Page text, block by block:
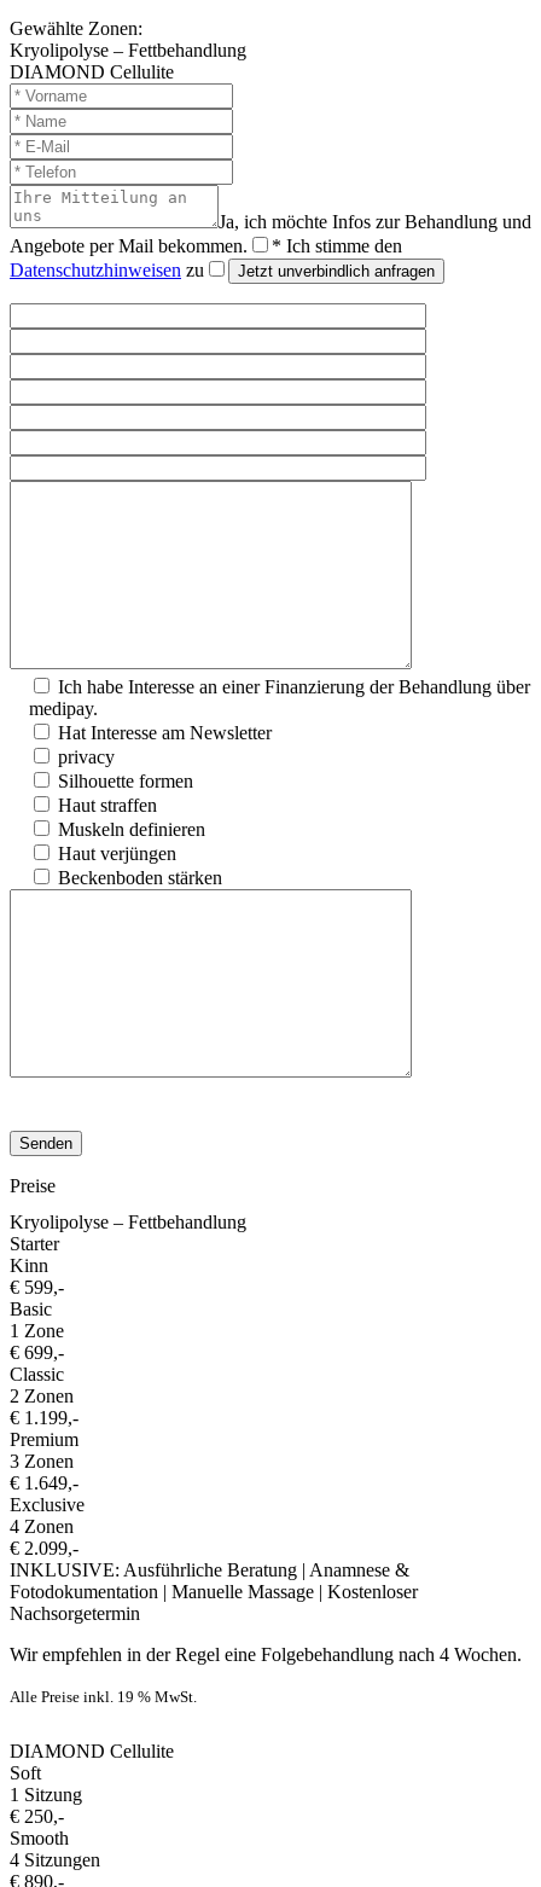
Gewählte Zonen:
Kryolipolyse – Fettbehandlung
DIAMOND Cellulite
Ja, ich möchte Infos zur Behandlung und
Angebote per Mail bekommen.
* Ich stimme den
Datenschutzhinweisen zu
Ich habe Interesse an einer Finanzierung der Behandlung über
medipay.
Hat Interesse am Newsletter
privacy
Silhouette formen
Haut straffen
Muskeln definieren
Haut verjüngen
Beckenboden stärken
dieses
Feld
leer.
lasse
dieses
Feld
Preise
Kryolipolyse – Fettbehandlung
Starter
Kinn
€ 599,-
Basic
1 Zone
€ 699,-
Classic
2 Zonen
€ 1.199,-
Premium
3 Zonen
€ 1.649,-
Exclusive
4 Zonen
€ 2.099,-
INKLUSIVE: Ausführliche Beratung | Anamnese &
Fotodokumentation | Manuelle Massage | Kostenloser
Nachsorgetermin
Wir empfehlen in der Regel eine Folgebehandlung nach 4 Wochen.
Alle Preise inkl. 19 % MwSt.
DIAMOND Cellulite
Soft
1 Sitzung
€ 250,-
Smooth
4 Sitzungen
€ 890,-